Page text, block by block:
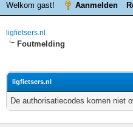
Welkom gast! Aanmelden
ligfietsers.nl
Foutmelding
ligfietsers.nl
De authorisatiecodes komen niet